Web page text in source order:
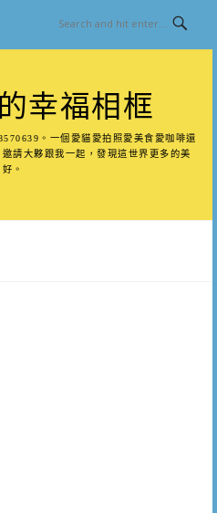
幸福相框
。一個愛貓愛拍照愛美食愛咖啡還
請大夥跟我一起，發現這世界更多的美
好。